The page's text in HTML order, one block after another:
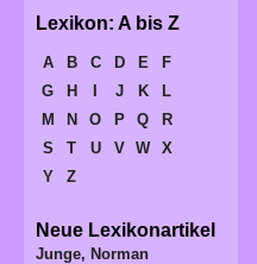
Lexikon: A bis Z
A B C D E
F
G
H J K
L
M
N O P Q
R
S
T U V W
X
Y
Z
Neue Lexikonartikel
Junge, Norman